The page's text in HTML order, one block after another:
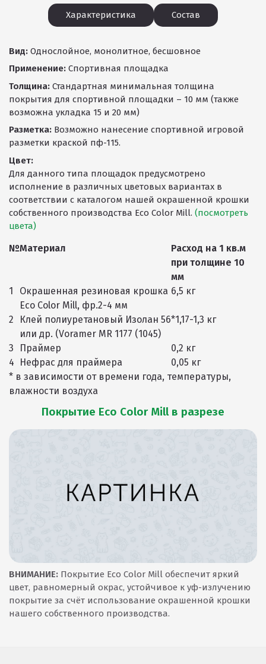
Характеристика Состав
Вид: Однослойное, монолитное, бесшовное
Применение: Спортивная площадка
Толщина: Стандартная минимальная толщина
покрытия для спортивной площадки – 10 мм (также
возможна укладка 15 и 20 мм)
Разметка: Возможно нанесение спортивной игровой
разметки краской пф-115.
Цвет:
Для данного типа площадок предусмотрено
исполнение в различных цветовых вариантах в
соответствии с каталогом нашей окрашенной крошки
собственного производства Eco Color Mill. (посмотреть
цвета)
№Материал
Расход на 1 кв.м
при толщине 10
мм
1
Окрашенная резиновая крошка
Eco Color Mill, фр.2-4 мм
6,5 кг
2
Клей полиуретановый Изолан 56
или др. (Voramer MR 1177 (1045)
*1,17-1,3 кг
3 Праймер
0,2 кг
4
Нефрас для праймера
0,05 кг
* в зависимости от времени года, температуры,
влажности воздуха
Покрытие Eco Color Mill в разрезе
ВНИМАНИЕ: Покрытие Eco Color Mill обеспечит яркий
цвет, равномерный окрас, устойчивое к уф-излучению
покрытие за счёт использование окрашенной крошки
нашего собственного производства.